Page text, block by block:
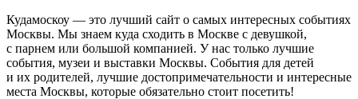
Кудамоскоу — это лучший сайт о самых интересных событиях
Москвы. Мы знаем куда сходить в Москве с девушкой,
с парнем или большой компанией. У нас только лучшие
события, музеи и выставки Москвы. События для детей
и их родителей, лучшие достопримечательности и интересные
места Москвы, которые обязательно стоит посетить!